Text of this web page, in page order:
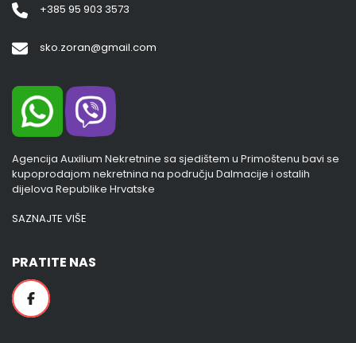
+385 95 903 3573
sko.zoran@gmail.com
Agencija Auxilium Nekretnine sa sjedištem u Primoštenu bavi se
kupoprodajom nekretnina na području Dalmacije i ostalih
dijelova Republike Hrvatske
SAZNAJTE VIŠE
PRATITE NAS